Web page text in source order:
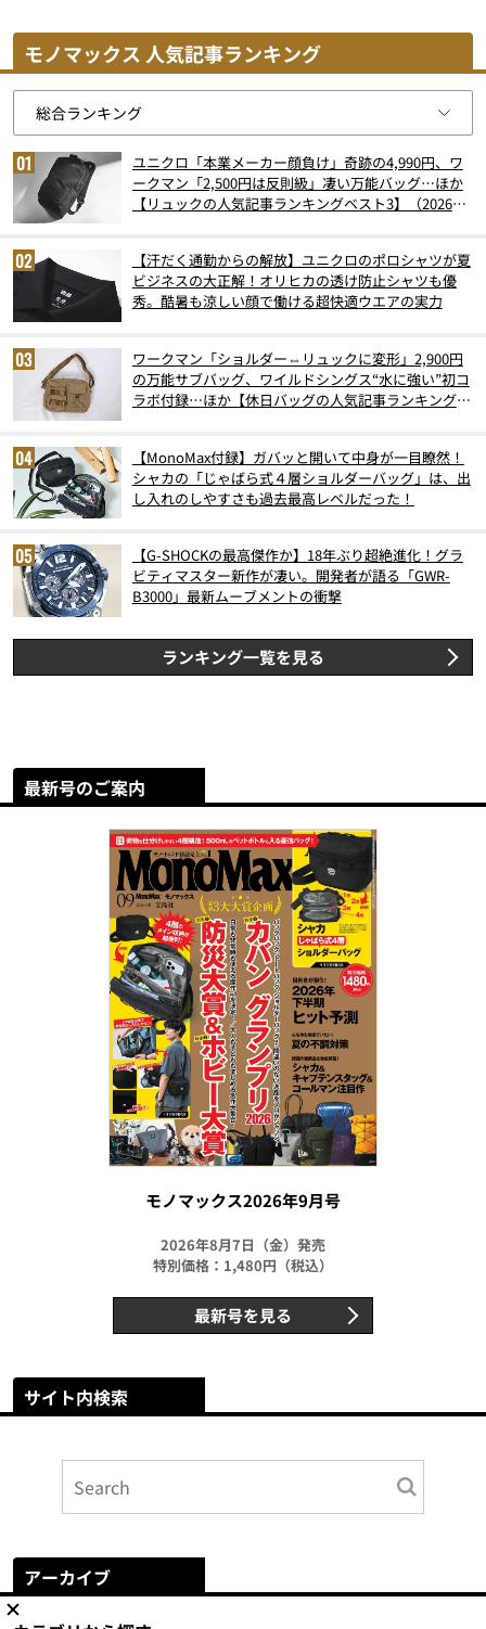
モノマックス 人気記事ランキング
ユニクロ「本業メーカー顔負け」奇跡の4,990円、ワ
ークマン「2,500円は反則級」凄い万能バッグ…ほか
【リュックの人気記事ランキングベスト3】（2026年
【汗だく通勤からの解放】ユニクロのポロシャツが夏
ビジネスの大正解！オリヒカの透け防止シャツも優
秀。酷暑も涼しい顔で働ける超快適ウエアの実力
ワークマン「ショルダー⇔リュックに変形」2,900円
の万能サブバッグ、ワイルドシングス“水に強い”初コ
ラボ付録…ほか【休日バッグの人気記事ランキングベ
【MonoMax付録】ガバッと開いて中身が一目瞭然！
シャカの「じゃばら式４層ショルダーバッグ」は、出
し入れのしやすさも過去最高レベルだった！
【G-SHOCKの最高傑作か】18年ぶり超絶進化！グラ
ビティマスター新作が凄い。開発者が語る「GWR-
B3000」最新ムーブメントの衝撃
ランキング一覧を見る
最新号のご案内
モノマックス2026年9月号
2026年8月7日（金）発売
特別価格：1,480円（税込）
最新号を見る
サイト内検索
アーカイブ